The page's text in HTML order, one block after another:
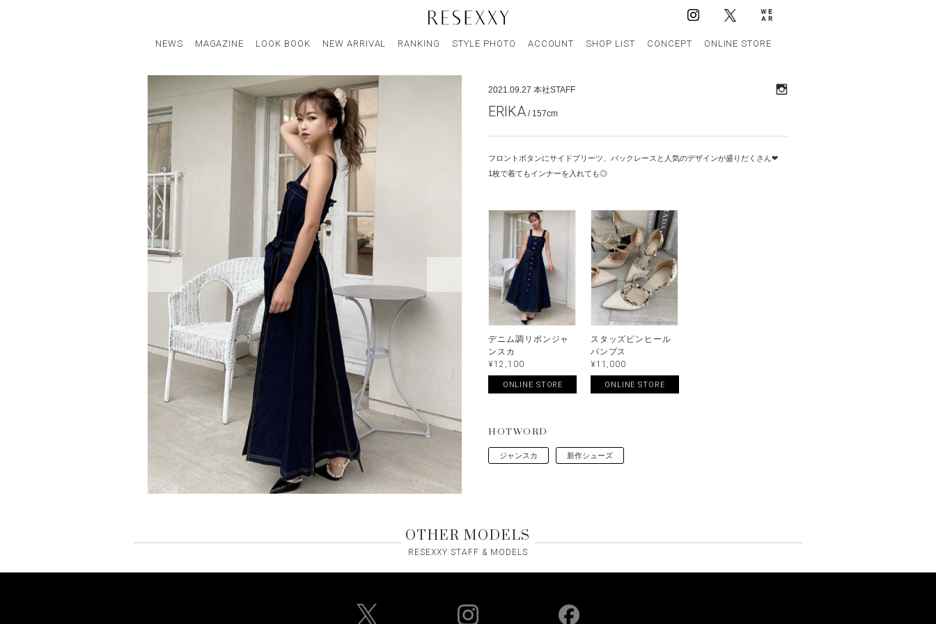
NEWS MAGAZINE LOOK BOOK NEW ARRIVAL RANKING STYLE PHOTO ACCOUNT SHOP LIST CONCEPT ONLINE STORE
2021.09.27 本社STAFF
ERIKA / 157cm
フロントボタンにサイドプリーツ、バックレースと人気のデザインが盛りだくさん❤︎
1枚で着てもインナーを入れても◎
デニム調リボンジャ
ンスカ
¥12,100
ONLINE STORE
スタッズピンヒール
パンプス
¥11,000
ONLINE STORE
HOTWORD
ジャンスカ 新作シューズ
OTHER MODELS
RESEXXY STAFF & MODELS